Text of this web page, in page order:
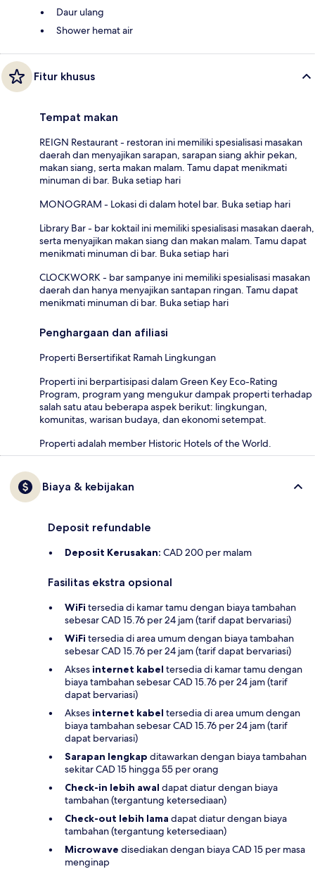
Daur ulang
Shower hemat air
Fitur khusus
Tempat makan
REIGN Restaurant - restoran ini memiliki spesialisasi masakan
daerah dan menyajikan sarapan, sarapan siang akhir pekan,
makan siang, serta makan malam. Tamu dapat menikmati
minuman di bar. Buka setiap hari
MONOGRAM - Lokasi di dalam hotel bar. Buka setiap hari
Library Bar - bar koktail ini memiliki spesialisasi masakan daerah,
serta menyajikan makan siang dan makan malam. Tamu dapat
menikmati minuman di bar. Buka setiap hari
CLOCKWORK - bar sampanye ini memiliki spesialisasi masakan
daerah dan hanya menyajikan santapan ringan. Tamu dapat
menikmati minuman di bar. Buka setiap hari
Penghargaan dan afiliasi
Properti Bersertifikat Ramah Lingkungan
Properti ini berpartisipasi dalam Green Key Eco-Rating
Program, program yang mengukur dampak properti terhadap
salah satu atau beberapa aspek berikut: lingkungan,
komunitas, warisan budaya, dan ekonomi setempat.
Properti adalah member Historic Hotels of the World.
Biaya & kebijakan
Deposit refundable
Deposit Kerusakan: CAD 200 per malam
Fasilitas ekstra opsional
WiFi tersedia di kamar tamu dengan biaya tambahan
sebesar CAD 15.76 per 24 jam (tarif dapat bervariasi)
WiFi tersedia di area umum dengan biaya tambahan
sebesar CAD 15.76 per 24 jam (tarif dapat bervariasi)
Aksesinternet kabel tersedia di kamar tamu dengan
biaya tambahan sebesar CAD 15.76 per 24 jam (tarif
dapat bervariasi)
Aksesinternet kabel tersedia di area umum dengan
biaya tambahan sebesar CAD 15.76 per 24 jam (tarif
dapat bervariasi)
Sarapan lengkap ditawarkan dengan biaya tambahan
sekitar CAD 15 hingga 55 per orang
Check-in lebih awal dapat diatur dengan biaya
tambahan (tergantung ketersediaan)
Check-out lebih lama dapat diatur dengan biaya
tambahan (tergantung ketersediaan)
Microwave disediakan dengan biaya CAD 15 per masa
menginap